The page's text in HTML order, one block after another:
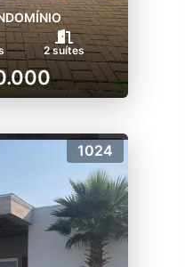
2 suítes
1024